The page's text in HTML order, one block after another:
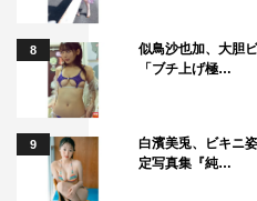
8
似鳥沙也加、大胆
「ブチ上げ極…
9
白濱美兎、ビキニ
定写真集『純…